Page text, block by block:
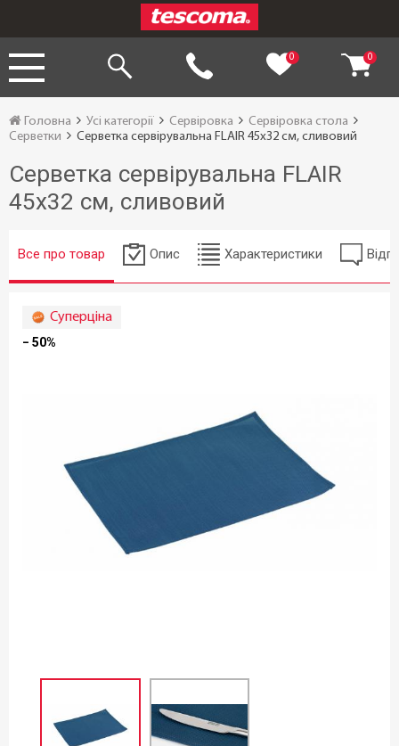
0 0
Головна Усі категорії Сервіровка
Сервіровка стола
Серветки
Серветка сервірувальна FLAIR 45x32 см, сливовий
Серветка сервірувальна FLAIR
45x32 см, сливовий
Все про товар Опис Характеристики
Суперціна
− 50%